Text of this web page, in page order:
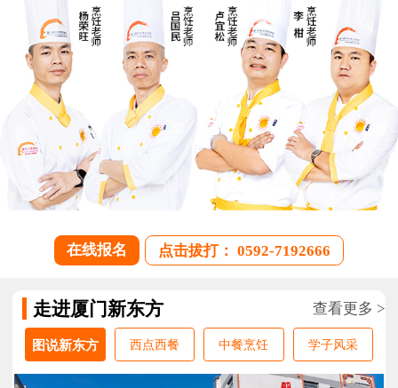
在线报名 点击拔打： 0592-7192666
走进厦门新东方 查看更多 >
图说新东方 西点西餐 中餐烹饪 学子风采